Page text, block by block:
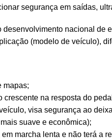
segurança em saídas,
desenvolvimento nacional de
(modelo de veículo),
mapas;
na resposta do
visa segurança ao
suave e econômica);
marcha lenta e não terá a